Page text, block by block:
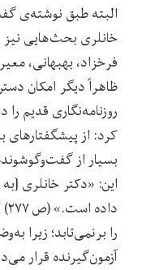
البته طبق نوشته‌ی
خانلری بحث‌هایی
فرخزاد، بهبهانی،
ظاهراً دیگر امکان
روزنامه‌نگاری قدیم
کرد: از
بسیار از
این: «دکتر خانلری
را برنمی‌تابد؛ زیرا
آزمون‌گیرنده قرار